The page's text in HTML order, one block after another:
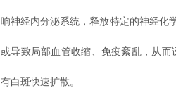
响神经内分泌系统，释放特定的神经化
或导致局部血管收缩、免疫紊乱，从
有白斑快速扩散。